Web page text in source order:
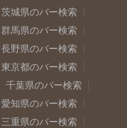
茨城県のバー検索
群馬県のバー検索
長野県のバー検索
東京都のバー検索
千葉県のバー検索
愛知県のバー検索
三重県のバー検索